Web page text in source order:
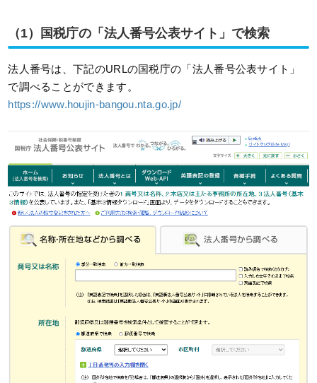
（1）国税庁の「法人番号公表サイト」で検索
法人番号は、下記のURLの国税庁の「法人番号公表サイト」
で調べることができます。
https://www.houjin-bangou.nta.go.jp/